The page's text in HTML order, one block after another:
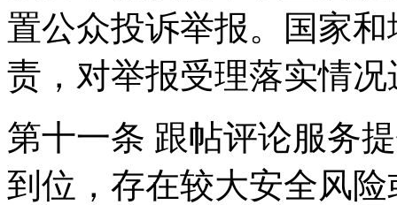
置公众投诉举报。国家
责，对举报受理落实情
第十一条 跟帖评论服务
到位，存在较大安全风